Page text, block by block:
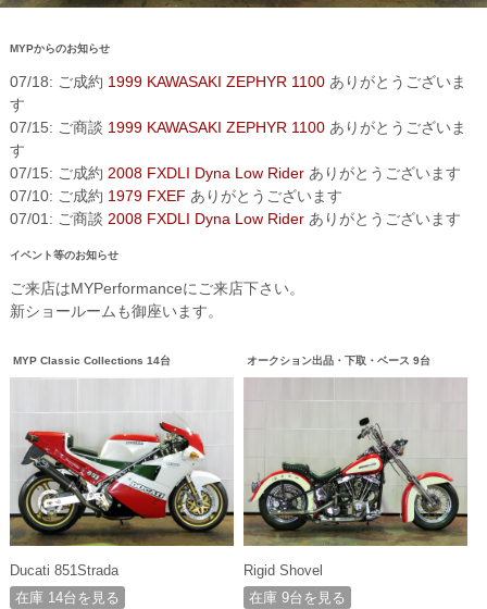
MYPからのお知らせ
07/18: ご成約 1999 KAWASAKI ZEPHYR 1100ありがとうございま
す
07/15: ご商談 1999 KAWASAKI ZEPHYR 1100ありがとうございま
す
07/15: ご成約 2008 FXDLI Dyna Low Riderありがとうございます
07/10: ご成約 1979 FXEF ありがとうございます
07/01: ご商談 2008 FXDLI Dyna Low Riderありがとうございます
イベント等のお知らせ
ご来店はMYPerformanceにご来店下さい。
新ショールームも御座います。
MYP Classic Collections 14台
Ducati 851Strada
在庫 14台を見る
オークション出品・下取・ベース 9台
Rigid Shovel
在庫 9台を見る